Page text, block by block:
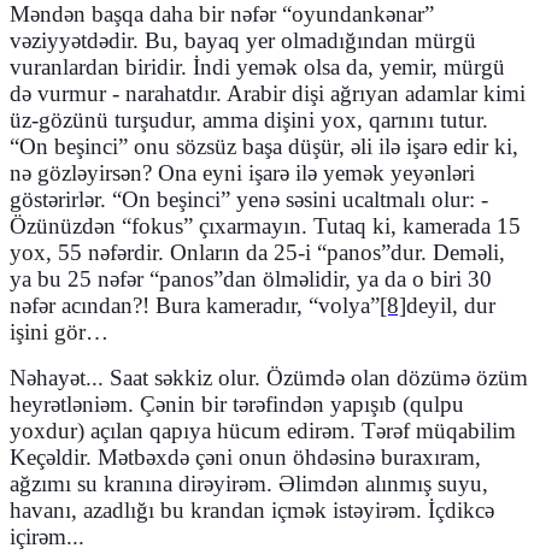
Məndən başqa daha bir nəfər “oyundankənar”
vəziyyətdədir. Bu, bayaq yer olmadığından mürgü
vuranlardan biridir. İndi yemək olsa da, yemir, mürgü
də vurmur - narahatdır. Arabir dişi ağrıyan adamlar kimi
üz-gözünü turşudur, amma dişini yox, qarnını tutur.
“On beşinci” onu sözsüz başa düşür, əli ilə işarə edir ki,
nə gözləyirsən? Ona eyni işarə ilə yemək yeyənləri
göstərirlər. “On beşinci” yenə səsini ucaltmalı olur: -
Özünüzdən “fokus” çıxarmayın. Tutaq ki, kamerada 15
yox, 55 nəfərdir. Onların da 25-i “panos”dur. Deməli,
ya bu 25 nəfər “panos”dan ölməlidir, ya da o biri 30
nəfər acından?! Bura kameradır, “volya”[8]deyil, dur
işini gör…
Nəhayət... Saat səkkiz olur. Özümdə olan dözümə özüm
heyrətləniəm. Çənin bir tərəfindən yapışıb (qulpu
yoxdur) açılan qapıya hücum edirəm. Tərəf müqabilim
Keçəldir. Mətbəxdə çəni onun öhdəsinə buraxıram,
ağzımı su kranına dirəyirəm. Əlimdən alınmış suyu,
havanı, azadlığı bu krandan içmək istəyirəm. İçdikcə
içirəm...